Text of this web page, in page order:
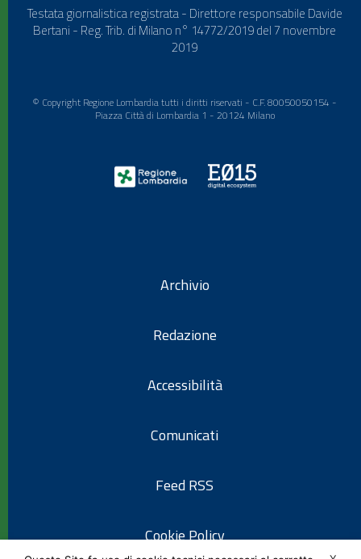
Testata giornalistica registrata - Direttore responsabile Davide
Bertani - Reg. Trib. di Milano n° 14772/2019 del 7 novembre
2019
© Copyright Regione Lombardia tutti i diritti riservati - C.F. 80050050154 -
Piazza Città di Lombardia 1 - 20124 Milano
Archivio
Redazione
Accessibilità
Comunicati
Feed RSS
Cookie Policy